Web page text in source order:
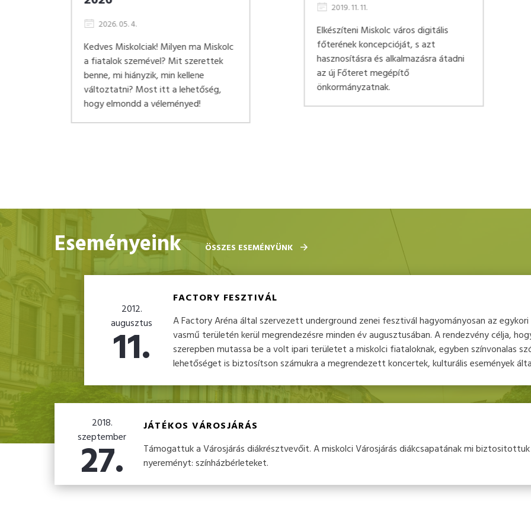
2019. 11. 11.
Elkészíteni Miskolc város digitális
főterének koncepcióját, s azt
hasznosításra és alkalmazásra átadni
az új Főteret megépítő
önkormányzatnak.
2019. 11. 11.
Alapfokú oktatás keretei között olyan
tantermi körülmények megteremtése,
amely alkalmas többek között nívós
informatikai oktatás befogadására is.
Eseményeink ÖSSZES ESEMÉNYÜNK
2012.
augusztus
11.
FACTORY FESZTIVÁL
A Factory Aréna által szervezett underground zenei fesztivál hagyományosan az
vasmű területén kerül megrendezésre minden év augusztusában. A rendezvény célja,
szerepben mutassa be a volt ipari területet a miskolci fiataloknak, egyben színvonalas
lehetőséget is biztosítson számukra a megrendezett koncertek, kulturális események
2018.
szeptember
27.
JÁTÉKOS VÁROSJÁRÁS
Támogattuk a Városjárás diákrésztvevőit. A miskolci Városjárás diákcsapatának mi
nyereményt: színházbérleteket.